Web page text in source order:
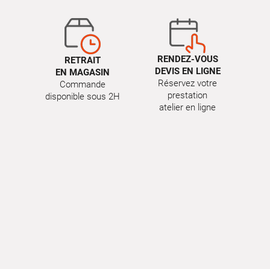
RETRAIT
EN MAGASIN
Commande
disponible sous 2H
RENDEZ-VOUS
DEVIS EN LIGNE
Réservez votre
prestation
atelier en ligne